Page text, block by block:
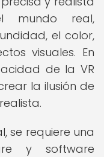
mundo real,
el color,
visuales. En
de la VR
la ilusión de
se requiere una
y software